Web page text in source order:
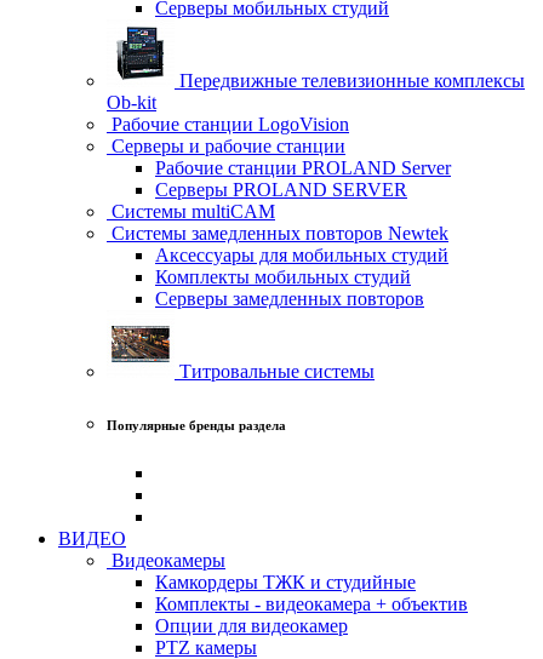
Серверы мобильных студий
Передвижные телевизионные комплексы
Ob-kit
Рабочие станции LogoVision
Серверы и рабочие станции
Рабочие станции PROLAND Server
Серверы PROLAND SERVER
Системы multiCAM
Системы замедленных повторов Newtek
Аксессуары для мобильных студий
Комплекты мобильных студий
Серверы замедленных повторов
Титровальные системы
Популярные бренды раздела
ВИДЕО
Видеокамеры
Камкордеры ТЖК и студийные
Комплекты - видеокамера + объектив
Опции для видеокамер
PTZ камеры